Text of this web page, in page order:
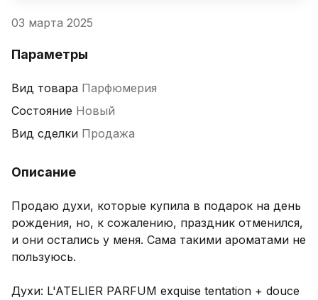
03 марта 2025
Параметры
Вид товара Парфюмерия
Состояние Новый
Вид сделки Продажа
Описание
Продаю духи, которые купила в подарок на день
рождения, но, к сожалению, праздник отменился,
и они остались у меня. Сама такими ароматами не
пользуюсь.
Духи: L'ATELIER PARFUM exquise tentation + douce